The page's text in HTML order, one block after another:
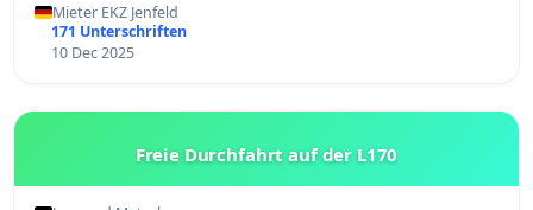
Mieter EKZ Jenfeld
171 Unterschriften
10 Dec 2025
Freie Durchfahrt auf der L170